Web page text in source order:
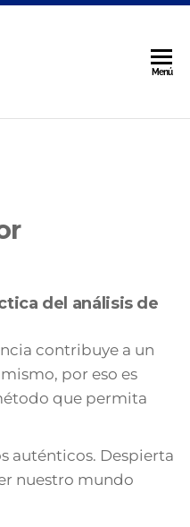
Menú
del análisis de
contribuye a un
por eso es
que permita
auténticos. Despierta
nuestro mundo